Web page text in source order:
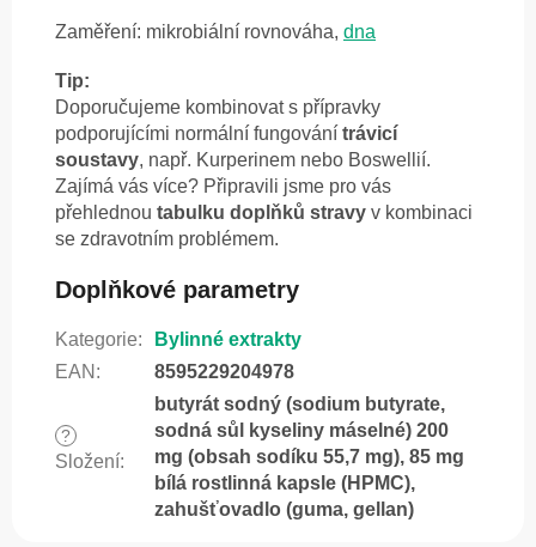
Zaměření: mikrobiální rovnováha, dna
Tip:
Doporučujeme kombinovat s přípravky
podporujícími normální fungování trávicí
soustavy, např. Kurperinem nebo Boswellií.
Zajímá vás více? Připravili jsme pro vás
přehlednou tabulku doplňků stravy v kombinaci
se zdravotním problémem.
Doplňkové parametry
Kategorie:
Bylinné extrakty
EAN : 8595229204978
?
Složení:
butyrát sodný (sodium butyrate,
sodná sůl kyseliny máselné) 200
mg (obsah sodíku 55,7 mg), 85 mg
bílá rostlinná kapsle (HPMC),
zahušťovadlo (guma, gellan)